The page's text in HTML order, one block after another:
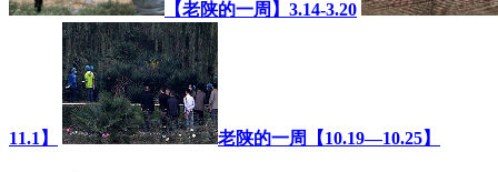
【老陕的一周】3.14-3.20
11.1】 老陕的一周【10.19—10.25】